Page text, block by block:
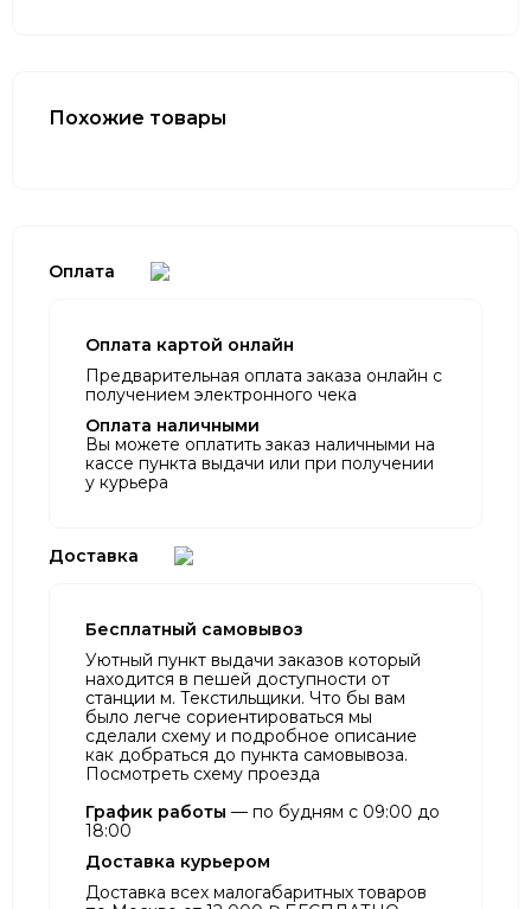
Похожие товары
Оплата
Оплата картой онлайн
Предварительная оплата заказа онлайн с
получением электронного чека
Оплата наличными
Вы можете оплатить заказ наличными на
кассе пункта выдачи или при получении
у курьера
Доставка
Бесплатный самовывоз
Уютный пункт выдачи заказов который
находится в пешей доступности от
станции м. Текстильщики. Что бы вам
было легче сориентироваться мы
сделали схему и подробное описание
как добраться до пункта самовывоза.
Посмотреть схему проезда
График работы — по будням с 09:00 до
18:00
Доставка курьером
Доставка всех малогабаритных товаров